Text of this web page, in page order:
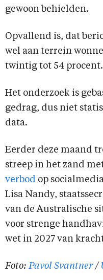
gewoon behielden.
Opvallend is, dat
wel aan terrein
twintig tot 54 procent.
Het onderzoek is
gedrag, dus niet
data.
Eerder deze maand
streep in het zand
verbod op
Lisa Nandy,
van de Australische
voor strenge
wet in 2027 van
Foto: Pavol Svantner/